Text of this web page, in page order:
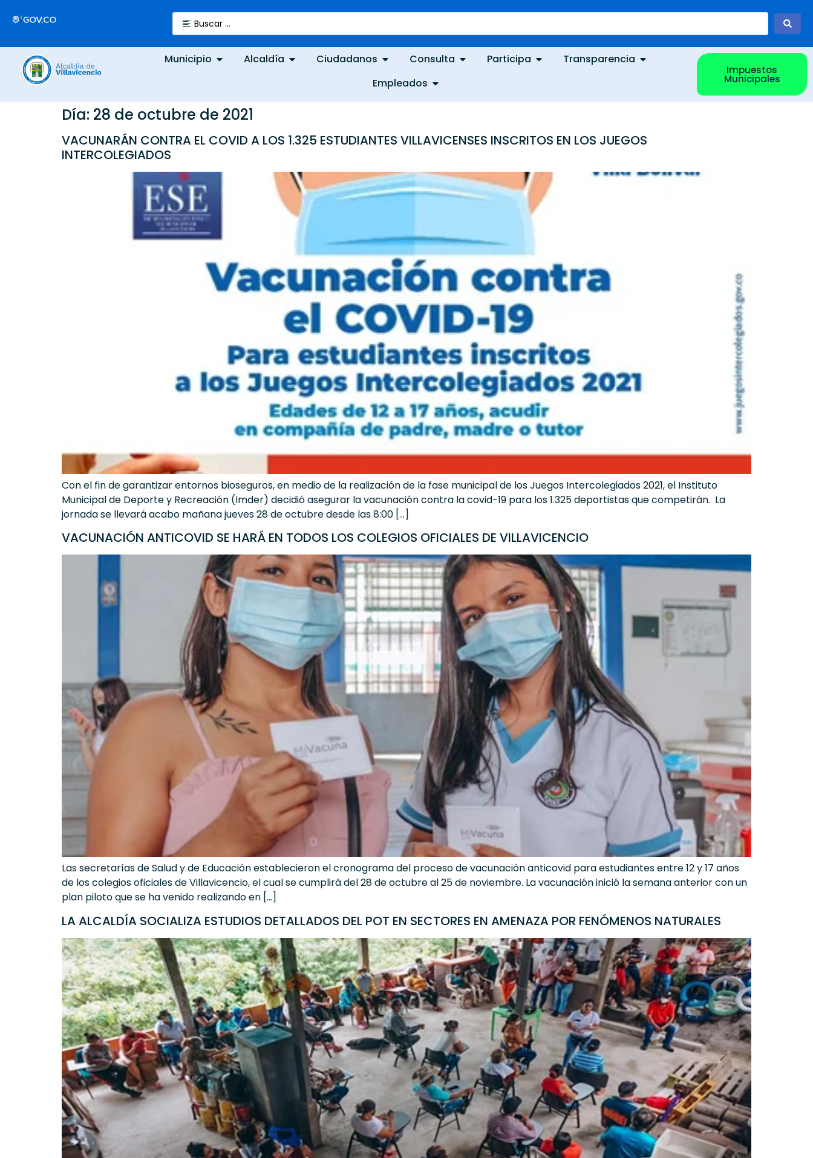
Municipio Alcaldía Ciudadanos Consulta Participa
Transparencia
Empleados
Impuestos
Municipales
Día: 28 de octubre de 2021
VACUNARÁN CONTRA EL COVID A LOS 1.325 ESTUDIANTES VILLAVICENSES INSCRITOS EN LOS JUEGOS
INTERCOLEGIADOS
Con el fin de garantizar entornos bioseguros, en medio de la realización de la fase municipal de los Juegos Intercolegiados 2021, el Instituto
Municipal de Deporte y Recreación (Imder) decidió asegurar la vacunación contra la covid-19 para los 1.325 deportistas que competirán. La
jornada se llevará acabo mañana jueves 28 de octubre desde las 8:00 […]
VACUNACIÓN ANTICOVID SE HARÁ EN TODOS LOS COLEGIOS OFICIALES DE VILLAVICENCIO
Las secretarías de Salud y de Educación establecieron el cronograma del proceso de vacunación anticovid para estudiantes entre 12 y 17 años
de los colegios oficiales de Villavicencio, el cual se cumplirá del 28 de octubre al 25 de noviembre. La vacunación inició la semana anterior con un
plan piloto que se ha venido realizando en […]
LA ALCALDÍA SOCIALIZA ESTUDIOS DETALLADOS DEL POT EN SECTORES EN AMENAZA POR FENÓMENOS NATURALES